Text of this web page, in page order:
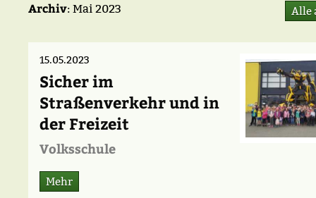
Archiv: Mai 2023 Alle
15.05.2023
Sicher im
Straßenverkehr und in
der Freizeit
Volksschule
Mehr